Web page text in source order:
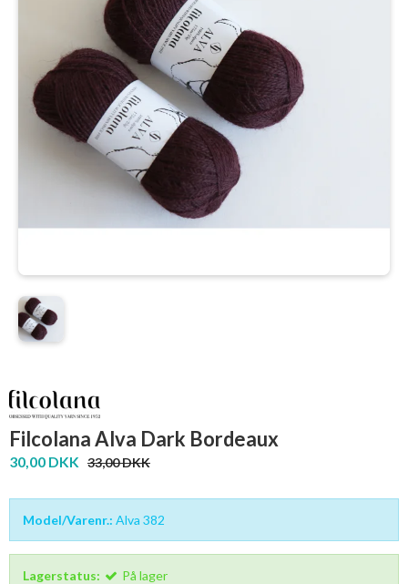
Filcolana Alva Dark Bordeaux
30,00 DKK 33,00 DKK
Model/Varenr.: Alva 382
Lagerstatus: På lager